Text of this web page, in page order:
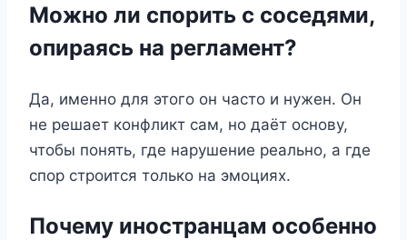
Можно ли спорить с соседями,
опираясь на регламент?
Да, именно для этого он часто и нужен. Он
не решает конфликт сам, но даёт основу,
чтобы понять, где нарушение реально, а где
спор строится только на эмоциях.
Почему иностранцам особенно